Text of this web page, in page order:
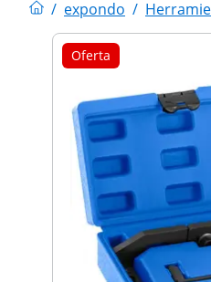
/ expondo /
Oferta